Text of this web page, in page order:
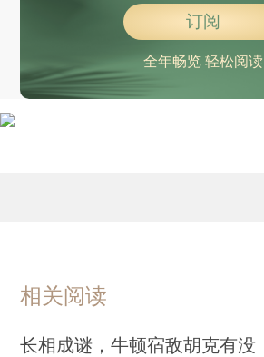
订阅
全年畅览 轻松阅读
相关阅读
长相成谜，牛顿宿敌胡克有没